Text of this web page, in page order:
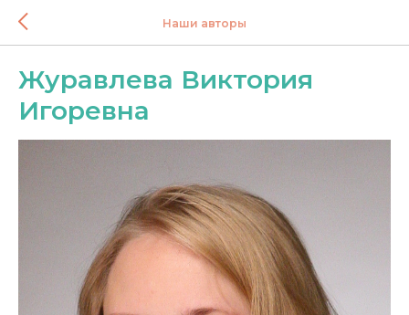
Наши авторы
Журавлева Виктория
Игоревна